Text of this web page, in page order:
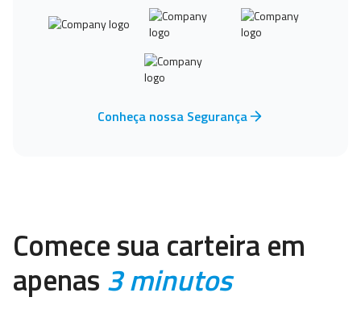
Conheça nossa Segurança
Comece sua carteira em
apenas 3 minutos